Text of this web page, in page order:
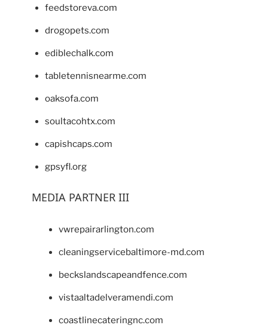
feedstoreva.com
drogopets.com
ediblechalk.com
tabletennisnearme.com
oaksofa.com
soultacohtx.com
capishcaps.com
gpsyfl.org
MEDIA PARTNER III
vwrepairarlington.com
cleaningservicebaltimore-md.com
beckslandscapeandfence.com
vistaaltadelveramendi.com
coastlinecateringnc.com